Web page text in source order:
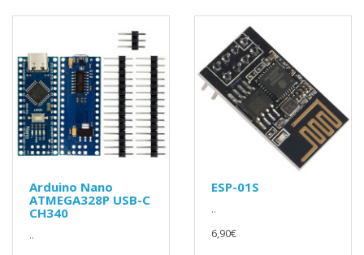
Arduino Nano
ATMEGA328P USB-C
CH340
..
ESP-01S
..
6,90€